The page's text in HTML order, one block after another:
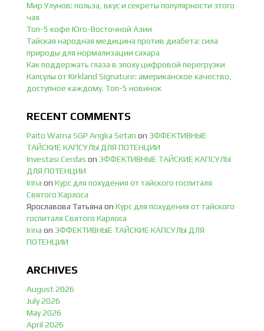
Мир Улунов: польза, вкус и секреты популярности этого
чая
Топ-5 кофе Юго-Восточной Азии
Тайская народная медицина против диабета: сила
природы для нормализации сахара
Как поддержать глаза в эпоху цифровой перегрузки
Капсулы от Kirkland Signature: американское качество,
доступное каждому. Топ-5 новинок
RECENT COMMENTS
Paito Warna SGP Angka Setan on ЭФФЕКТИВНЫЕ
ТАЙСКИЕ КАПСУЛЫ ДЛЯ ПОТЕНЦИИ
Investasi Cerdas on ЭФФЕКТИВНЫЕ ТАЙСКИЕ КАПСУЛЫ
ДЛЯ ПОТЕНЦИИ
Irina on Курс для похудения от тайского госпиталя
Святого Карлоса
Ярославова Татьяна on Курс для похудения от тайского
госпиталя Святого Карлоса
Irina on ЭФФЕКТИВНЫЕ ТАЙСКИЕ КАПСУЛЫ ДЛЯ
ПОТЕНЦИИ
ARCHIVES
August 2026
July 2026
May 2026
April 2026